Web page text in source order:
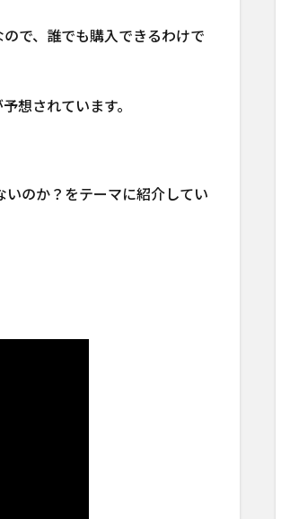
で、誰でも購入できるわけで
想されています。
のか？をテーマに紹介してい